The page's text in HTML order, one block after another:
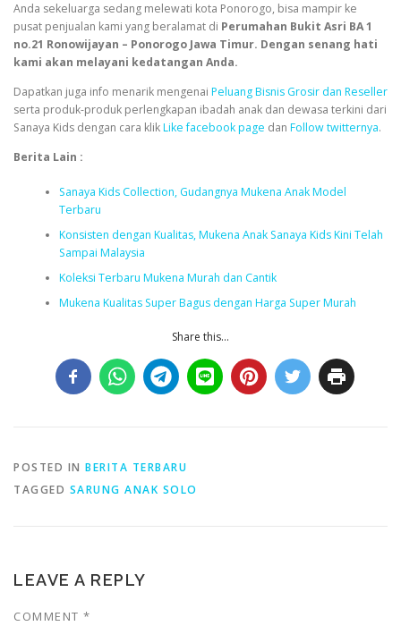
Anda sekeluarga sedang melewati kota Ponorogo, bisa mampir ke
pusat penjualan kami yang beralamat di Perumahan Bukit Asri BA 1
no.21 Ronowijayan – Ponorogo Jawa Timur. Dengan senang hati
kami akan melayani kedatangan Anda.
Dapatkan juga info menarik mengenai Peluang Bisnis Grosir dan Reseller
serta produk-produk perlengkapan ibadah anak dan dewasa terkini dari
Sanaya Kids dengan cara klikLike facebook page dan Follow twitternya.
Berita Lain :
Sanaya Kids Collection, Gudangnya Mukena Anak Model
Terbaru
Konsisten dengan Kualitas, Mukena Anak Sanaya Kids Kini Telah
Sampai Malaysia
Koleksi Terbaru Mukena Murah dan Cantik
Mukena Kualitas Super Bagus dengan Harga Super Murah
Share this...
POSTED IN BERITA TERBARU
TAGGED SARUNG ANAK SOLO
LEAVE A REPLY
COMMENT *